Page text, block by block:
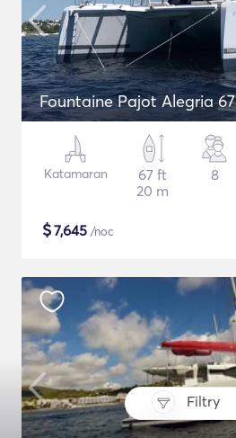
Filtry
Fountaine Pajot Alegria 67
Katamaran
67 ft
20 m
8
$7,645 /noc